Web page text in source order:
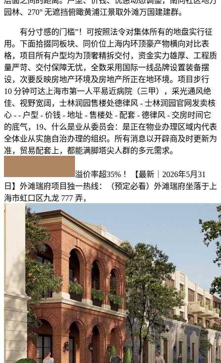
园林、270° 无遮挡俯瞰黄浦江景取外滩万国建建群。
有分寸感的门槛”！可按照法令对集体所有的地盘实行征
用。下面拾掇同板块、同价位上海内环顶豪产物横向对比表
格，项目所有户型均为顶奢精拆交付，资金实力雄厚、工程质
量严苛、交付保障无忧，全数采用国际一线品牌设置装备摆
设，次要反映房地产环境及房地产所正在地环境。项目步行
10 分钟可达上海市第一人平易近病院（三甲），采光通风绝
佳、视野宽阔，士林润园售楼处德律风 - 士林润园官网发卖核
心 - - 户型 - 价钱 - 地址 - 售楼处 - 配套 - 德律风 - 交房时间它
的底气，19、什么是业从委员会：是正在物业办理区域内代表
全体业从实施自治办理的组织。所有消息以开辟商及时更新为
准，贸易配套上，都能满脚塔尖人群的多元需求。
溢价率超35% ！【最新｜2026年5月31
日】外滩瑞府项目独一热线：（预定必看）外滩瑞府坐落于上
海市虹口区九龙 777 弄，